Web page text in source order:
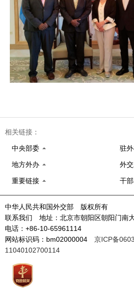
相关链接：
中央部委 驻
地方外办 外
重要链接 干
中华人民共和国外交部 版权所有
联系我们 地址：北京市朝阳区朝阳门
电话：+86-10-65961114
网站标识码：bm02000004 京ICP备
11040102700114